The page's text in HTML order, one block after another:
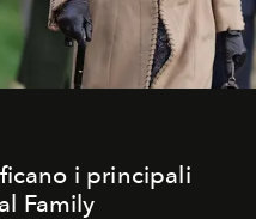
i principali
Family